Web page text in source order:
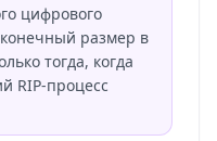
цифрового
размер в
тогда, когда
RIP-процесс